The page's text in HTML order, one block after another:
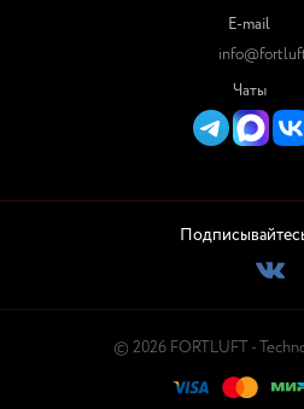
E-mail
Чаты
© 2026 FORTLUFT -